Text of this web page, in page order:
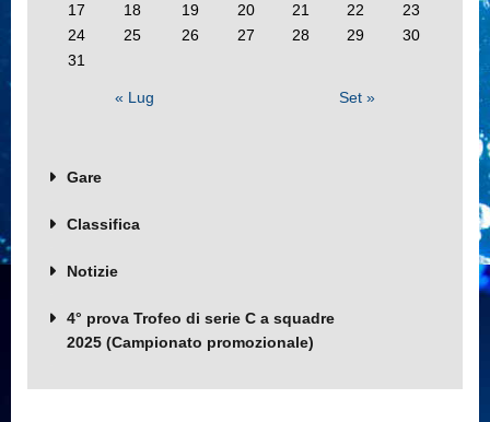
17
18 19 20 21 22
23
24
25 26 27 28 29
30
31
« Lug Set »
Gare
Classifica
Notizie
4° prova Trofeo di serie C a squadre
2025 (Campionato promozionale)